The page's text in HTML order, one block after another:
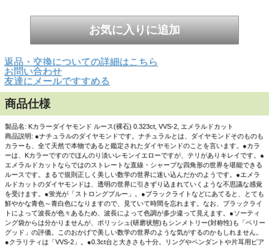
▲正面画像 白い背景で撮影しました。
返品・交換についての詳細はこちら
お問い合わせ
友達にメールですすめる
商品仕様
製品名: Kカラーダイヤモンド ルース(裸石) 0.323ct, VVS-2, エメラルドカット
商品説明: ●ナチュラルのダイヤモンドです。ナチュラルとは、ダイヤモンドそのものも
カラーも、全て天然で本物であると鑑定されたダイヤモンドのことを言います。●カラ
ーは、Kカラーですのでほんのり淡いレモンイエローですが、テリがありキレイです。●
エメラルドカットならではのストレートな直線・シャープな四角形の世界を堪能できる
ルースです。まるで規則正しく美しい数学の世界に迷い込んだかのようです。●エメラ
ルドカットのダイヤモンドは、透明の世界に引きずり込まれていくような不思議な感覚
を受けます。●蛍光が「ストロングブルー」。●ブラックライトなどにあてると、とても
鮮やかな青色～青白色になりますので、見ていて時間を忘れます。なお、ブラックライ
トによって波長が色々あるため、波長によって色調が多少違って見えます。●ソーティ
ング袋からは分かりませんが、ポリッシュ(研磨状態)もシンメトリー(対称性)も「ベリー
グッド」の評価。このおかげで美しい数学の世界のような気がするのかもしれません。
●クラリティは「VVS-2」。●0.3ct台と大きさも十分。リングやペンダントや片耳用ピア